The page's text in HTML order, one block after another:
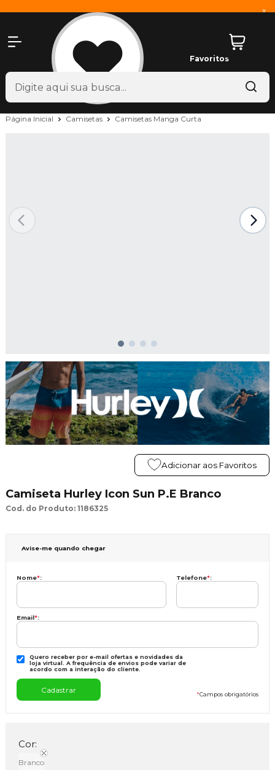
x
Favoritos
Página Inicial Camisetas Camisetas Manga Curta
Adicionar aos Favoritos
Camiseta Hurley Icon Sun P.E Branco
Cod. do Produto: 1186325
Avise-me quando chegar
Nome*: Telefone*:
Email*:
Quero receber por e-mail ofertas e novidades da
loja virtual. A frequência de envios pode variar de
acordo com a interação do cliente.
*Campos obrigatórios
Cor:
Branco